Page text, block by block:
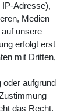
ein Pflichtfeld.
Adresse),
Medien
unsere
erfolgt erst
mit Dritten,
oder aufgrund
das Recht,